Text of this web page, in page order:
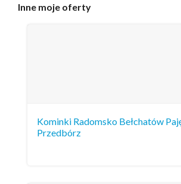
Inne moje oferty
Kominki Radomsko Bełchatów
Przedbórz